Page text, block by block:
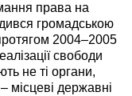
права на
громадською
2004–2005
свободи
не ті органи,
місцеві державні